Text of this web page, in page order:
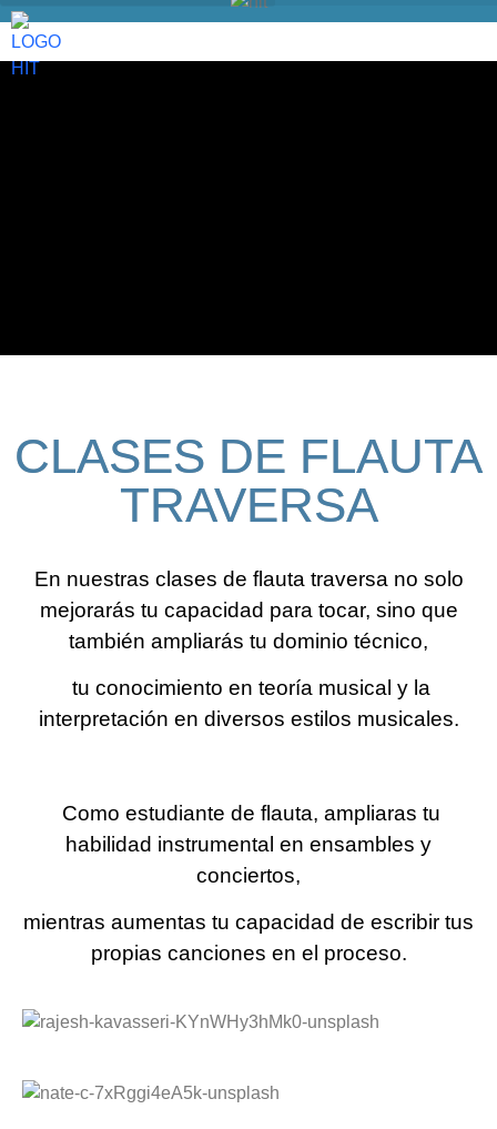
CLASES DE FLAUTA
TRAVERSA
En nuestras clases de flauta traversa no solo
mejorarás tu capacidad para tocar, sino que
también ampliarás tu dominio técnico,
tu conocimiento en teoría musical y la
interpretación en diversos estilos musicales.
Como estudiante de flauta, ampliaras tu
habilidad instrumental en ensambles y
conciertos,
mientras aumentas tu capacidad de escribir tus
propias canciones en el proceso.